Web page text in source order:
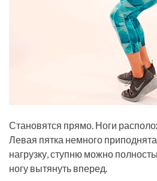
Становятся прямо. Ноги
Левая пятка немного
нагрузку, ступню можно
ногу вытянуть вперед.